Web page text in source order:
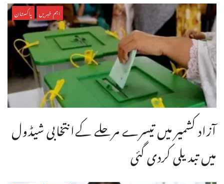
اہم خبریں پاکستان
آزاد کشمیر میں تیسرے مرحلے کےانتخابی شیڈول
میں تبدیلی کردی گئی